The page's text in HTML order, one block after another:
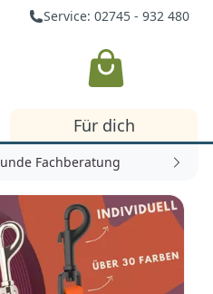
Service: 02745 - 932 480
Warenkorb
Für dich
Fachberatung